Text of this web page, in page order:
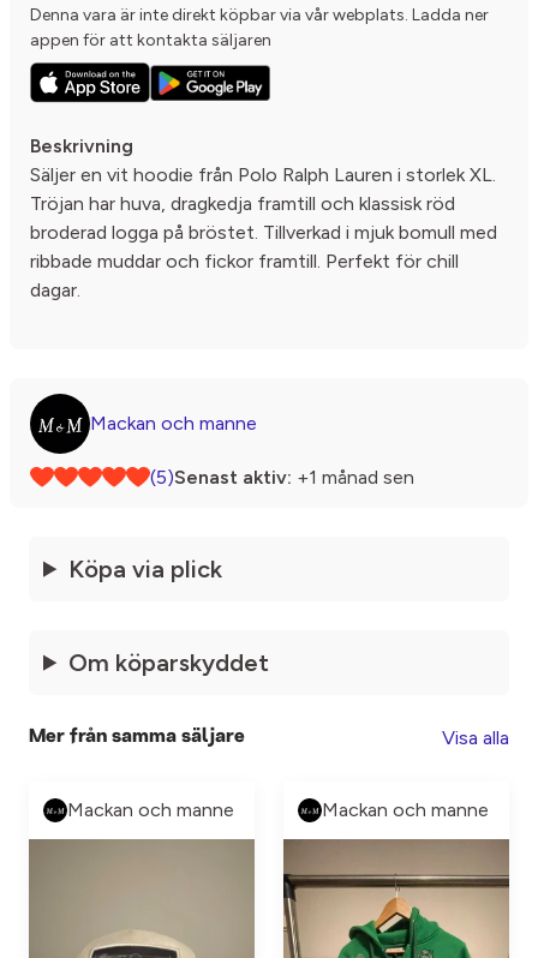
Denna vara är inte direkt köpbar via vår webplats. Ladda ner
appen för att kontakta säljaren
Beskrivning
Säljer en vit hoodie från Polo Ralph Lauren i storlek XL.
Tröjan har huva, dragkedja framtill och klassisk röd
broderad logga på bröstet. Tillverkad i mjuk bomull med
ribbade muddar och fickor framtill. Perfekt för chill
dagar.
Mackan och manne
(5)Senast aktiv: +1 månad sen
Köpa via plick
Om köparskyddet
Mer från samma säljare Visa alla
Mackan och manne Mackan och manne